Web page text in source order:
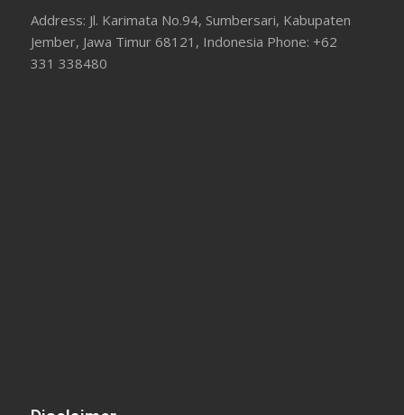
Address: Jl. Karimata No.94, Sumbersari, Kabupaten
Jember, Jawa Timur 68121, Indonesia Phone: +62
331 338480